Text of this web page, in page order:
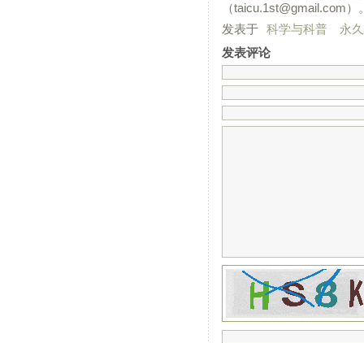
（taicu.1st@gmail.com）
发表于
科学与科普
永
发表评论